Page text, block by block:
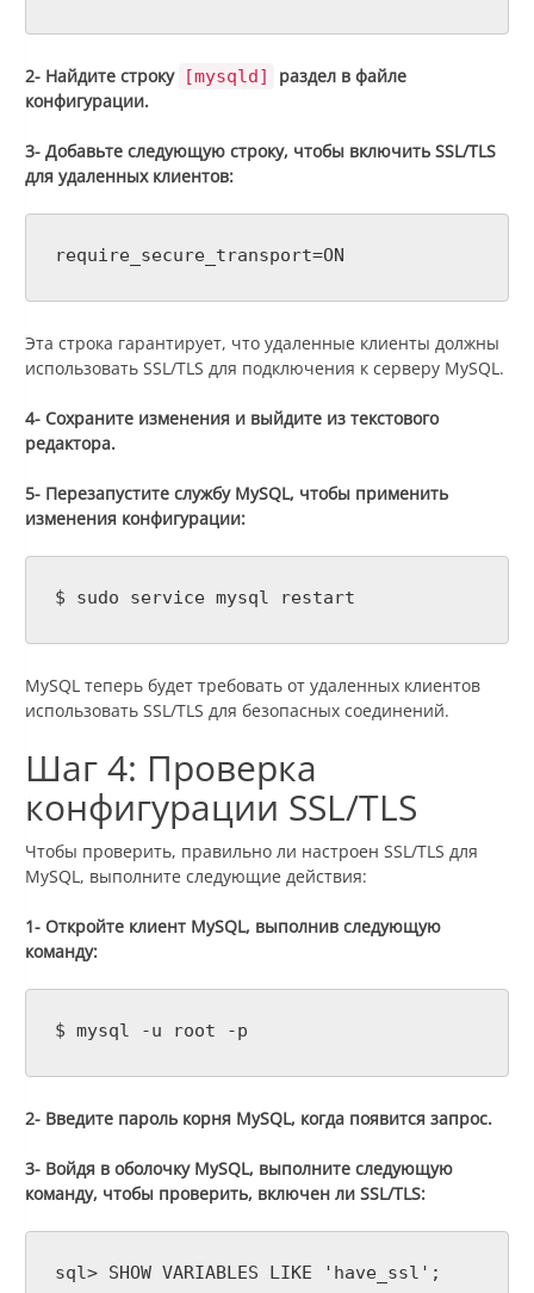
2- Найдите строку [mysqld]
раздел в файле
конфигурации.
3- Добавьте следующую строку, чтобы включить SSL/TLS
для удаленных клиентов:
require_secure_transport=ON
Эта строка гарантирует, что удаленные клиенты должны
использовать SSL/TLS для подключения к серверу MySQL.
4- Сохраните изменения и выйдите из текстового
редактора.
5- Перезапустите службу MySQL, чтобы применить
изменения конфигурации:
$ sudo service mysql restart
MySQL теперь будет требовать от удаленных клиентов
использовать SSL/TLS для безопасных соединений.
Шаг 4: Проверка
конфигурации SSL/TLS
Чтобы проверить, правильно ли настроен SSL/TLS для
MySQL, выполните следующие действия:
1- Откройте клиент MySQL, выполнив следующую
команду:
$ mysql -u root -p
2- Введите пароль корня MySQL, когда появится запрос.
3- Войдя в оболочку MySQL, выполните следующую
команду, чтобы проверить, включен ли SSL/TLS:
sql> SHOW VARIABLES LIKE 'have_ssl';